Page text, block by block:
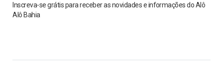
Inscreva-se grátis para receber as novidades e informações do Alô
Alô Bahia